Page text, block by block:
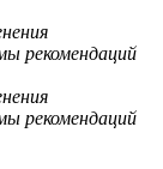
рекомендаций
рекомендаций